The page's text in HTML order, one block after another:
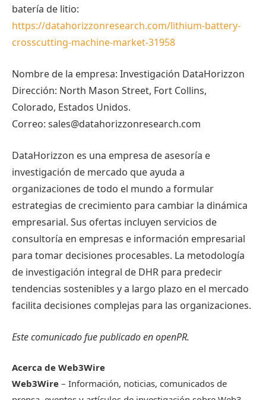
batería de litio:
https://datahorizzonresearch.com/lithium-battery-
crosscutting-machine-market-31958
Nombre de la empresa: Investigación DataHorizzon
Dirección: North Mason Street, Fort Collins,
Colorado, Estados Unidos.
Correo: sales@datahorizzonresearch.com
DataHorizzon es una empresa de asesoría e
investigación de mercado que ayuda a
organizaciones de todo el mundo a formular
estrategias de crecimiento para cambiar la dinámica
empresarial. Sus ofertas incluyen servicios de
consultoría en empresas e información empresarial
para tomar decisiones procesables. La metodología
de investigación integral de DHR para predecir
tendencias sostenibles y a largo plazo en el mercado
facilita decisiones complejas para las organizaciones.
Este comunicado fue publicado en openPR.
Acerca de Web3Wire
Web3Wire – Información, noticias, comunicados de